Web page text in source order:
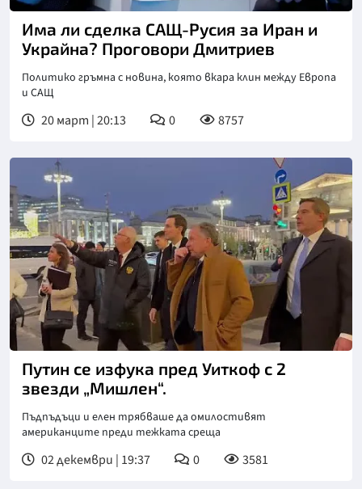
Има ли сделка САЩ-Русия за Иран и
Украйна? Проговори Дмитриев
Политико гръмна с новина, която вкара клин между Европа
и САЩ
20 март | 20:13 0 8757
Путин се изфука пред Уиткоф с 2
звезди „Мишлен“.
Пъдпъдъци и елен трябваше да омилостивят
американците преди тежката среща
02 декември | 19:37 0 3581